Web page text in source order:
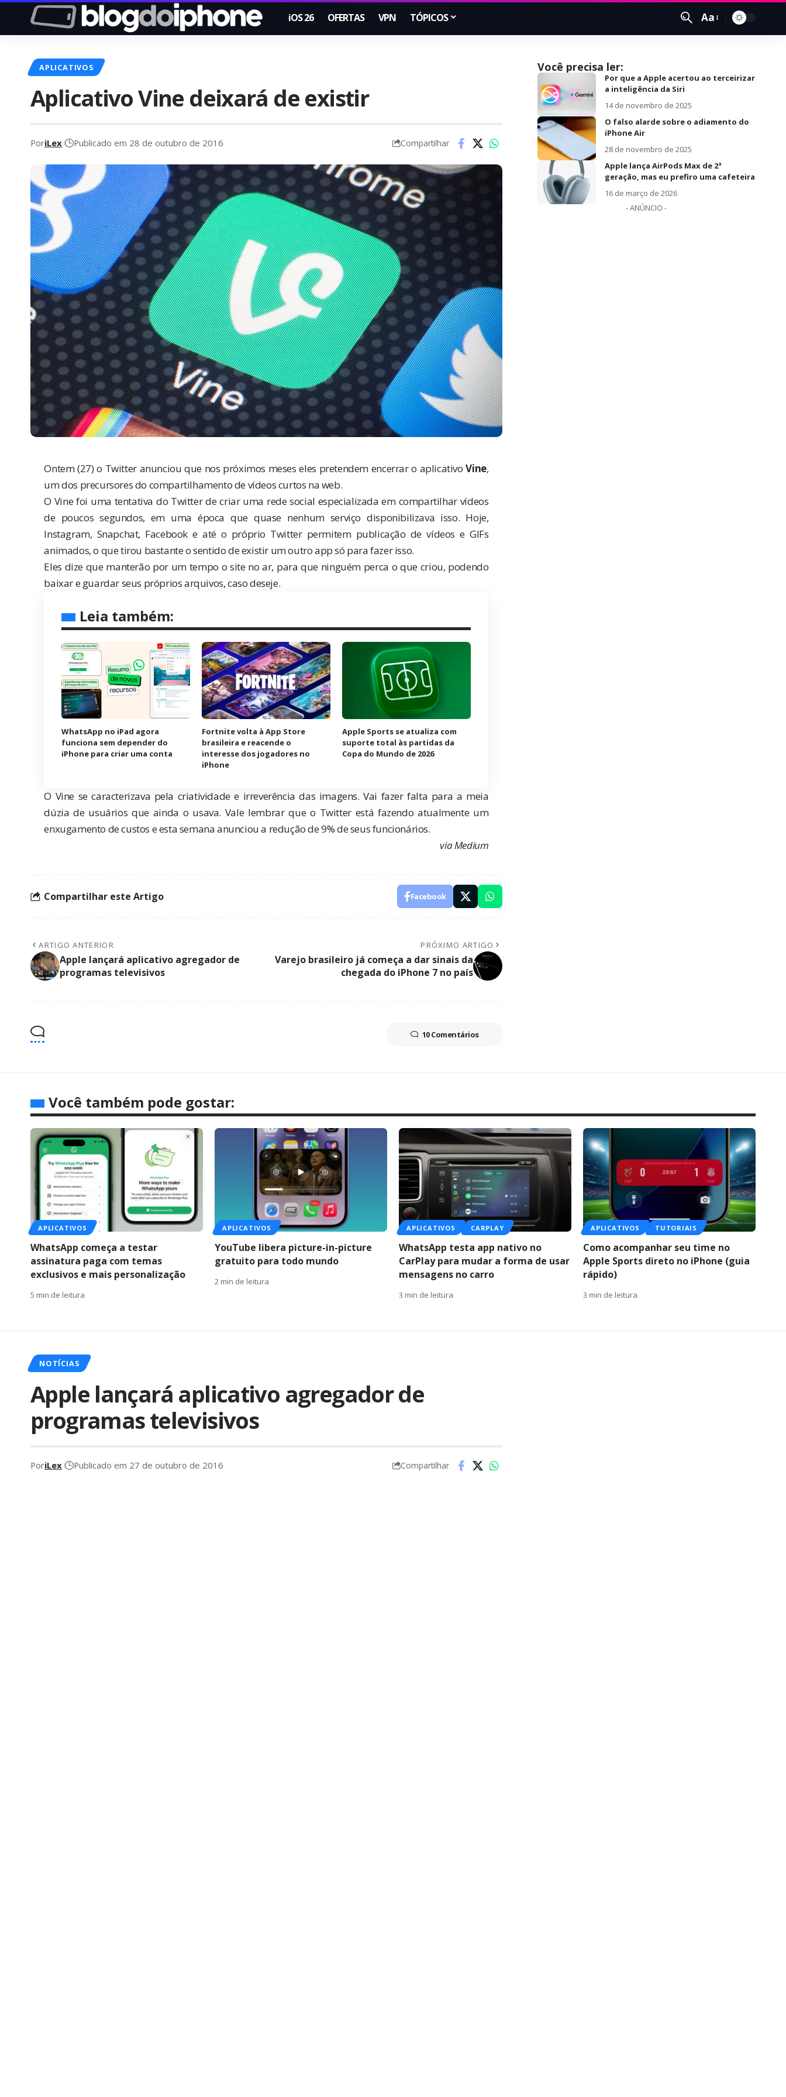
iOS 26 OFERTAS VPN TÓPICOS Aa
APLICATIVOS
Aplicativo Vine deixará de existir
PoriLex Publicado em 28 de outubro de 2016 Compartilhar
Ontem (27) o Twitter anunciou que nos próximos meses eles pretendem encerrar o aplicativoVine,
um dos precursores do compartilhamento de vídeos curtos na web.
O Vine foi uma tentativa do Twitter de criar uma rede social especializada em compartilhar vídeos
de poucos segundos, em uma época que quase nenhum serviço disponibilizava isso. Hoje,
Instagram, Snapchat, Facebook e até o próprio Twitter permitem publicação de vídeos e GIFs
animados, o que tirou bastante o sentido de existir um outro app só para fazer isso.
Eles dize que manterão por um tempo o site no ar, para que ninguém perca o que criou, podendo
baixar e guardar seus próprios arquivos, caso deseje.
Leia também:
WhatsApp no iPad agora
funciona sem depender do
iPhone para criar uma conta
Fortnite volta à App Store
brasileira e reacende o
interesse dos jogadores no
iPhone
Apple Sports se atualiza com
suporte total às partidas da
Copa do Mundo de 2026
O Vine se caracterizava pela criatividade e irreverência das imagens. Vai fazer falta para a meia
dúzia de usuários que ainda o usava. Vale lembrar que o Twitter está fazendo atualmente um
enxugamento de custos e esta semana anunciou a redução de 9% de seus funcionários.
viaMedium
Compartilhar este Artigo Facebook
ARTIGO ANTERIOR
Apple lançará aplicativo agregador de
programas televisivos
PRÓXIMO ARTIGO
Varejo brasileiro já começa a dar sinais da
chegada do iPhone 7 no país
10 Comentários
Você precisa ler:
Por que a Apple acertou ao terceirizar
a inteligência da Siri
14 de novembro de 2025
O falso alarde sobre o adiamento do
iPhone Air
28 de novembro de 2025
Apple lança AirPods Max de 2ª
geração, mas eu prefiro uma cafeteira
16 de março de 2026
- ANÚNCIO -
Você também pode gostar:
APLICATIVOS
WhatsApp começa a testar
assinatura paga com temas
exclusivos e mais personalização
5 min de leitura
APLICATIVOS
YouTube libera picture-in-picture
gratuito para todo mundo
2 min de leitura
APLICATIVOS CARPLAY
WhatsApp testa app nativo no
CarPlay para mudar a forma de usar
mensagens no carro
3 min de leitura
APLICATIVOS TUTORIAIS
Como acompanhar seu time no
Apple Sports direto no iPhone (guia
rápido)
3 min de leitura
NOTÍCIAS
Apple lançará aplicativo agregador de
programas televisivos
PoriLex Publicado em 27 de outubro de 2016 Compartilhar